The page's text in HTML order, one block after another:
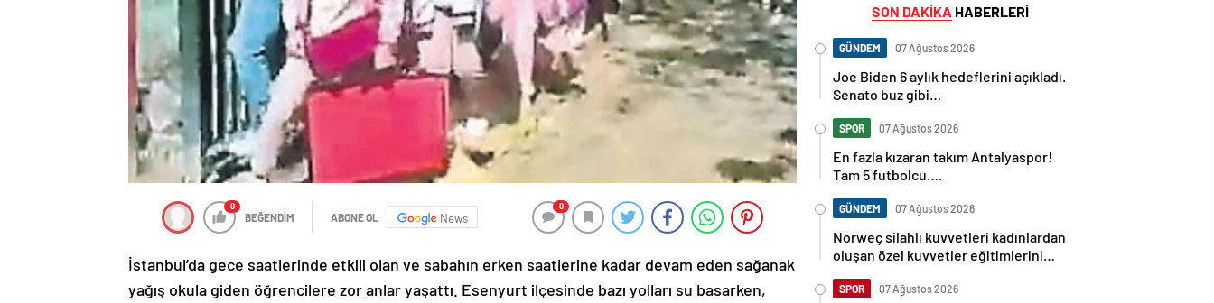
0
BEĞENDİM ABONE OL News
0
İstanbul’da gece saatlerinde etkili olan ve sabahın erken saatlerine kadar devam eden sağanak
yağış okula giden öğrencilere zor anlar yaşattı. Esenyurt ilçesinde bazı yolları su basarken,
SON DAKİKA HABERLERİ
GÜNDEM 07 Ağustos 2026
Joe Biden 6 aylık hedeflerini açıkladı.
Senato buz gibi…
SPOR 07 Ağustos 2026
En fazla kızaran takım Antalyaspor!
Tam 5 futbolcu….
GÜNDEM 07 Ağustos 2026
Norweç silahlı kuvvetleri kadınlardan
oluşan özel kuvvetler eğitimlerini
SPOR 07 Ağustos 2026